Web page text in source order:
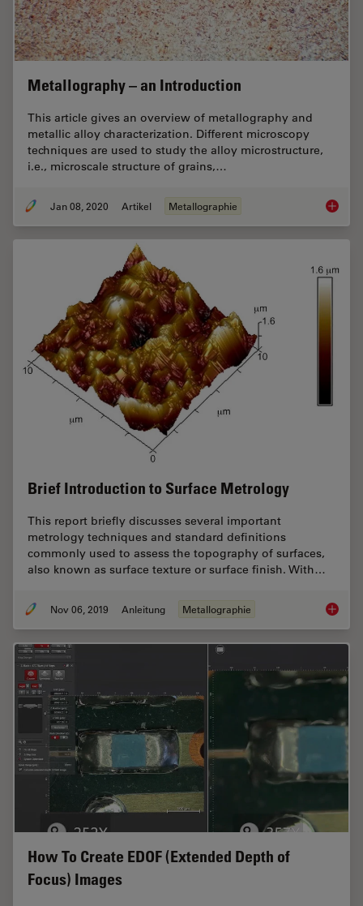
Metallography – an Introduction
This article gives an overview of metallography and
metallic alloy characterization. Different microscopy
techniques are used to study the alloy microstructure,
i.e., microscale structure of grains,…
Jan 08, 2020 Artikel Metallographie
Brief Introduction to Surface Metrology
This report briefly discusses several important
metrology techniques and standard definitions
commonly used to assess the topography of surfaces,
also known as surface texture or surface finish. With…
Nov 06, 2019 Anleitung Metallographie Brief
How To Create EDOF (Extended Depth of
Focus) Images